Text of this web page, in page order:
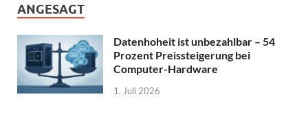
ANGESAGT
Datenhoheit ist unbezahlbar – 54
Prozent Preissteigerung bei
Computer-Hardware
1. Juli 2026